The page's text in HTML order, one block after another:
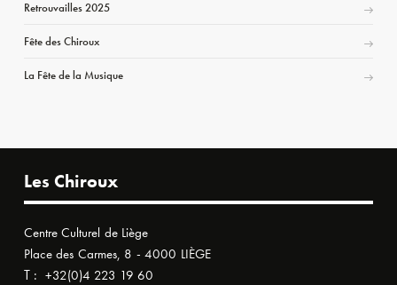
Retrouvailles 2025
Fête des Chiroux
La Fête de la Musique
Les Chiroux
Centre Culturel de Liège
Place des Carmes, 8 - 4000 LIÈGE
T : +32(0)4 223 19 60